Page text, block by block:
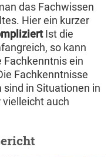
das Fachwissen
Hier ein kurzer
Ist die
so kann
Fachkenntnis ein
Fachkenntnisse
in Situationen in
auch